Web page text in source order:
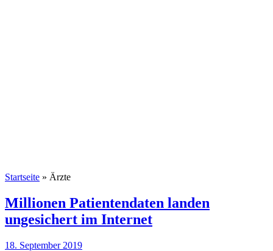
Startseite » Ärzte
Millionen Patientendaten landen
ungesichert im Internet
18. September 2019